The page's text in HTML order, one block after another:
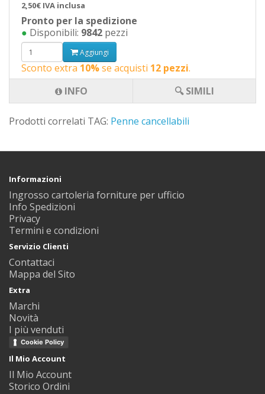
2,50€ IVA inclusa
Pronto per la spedizione
● Disponibili: 9842 pezzi
Aggiungi
Sconto extra 10%se acquisti 12 pezzi.
INFO
🔍 SIMILI
Prodotti correlati TAG: Penne cancellabili
Informazioni
Ingrosso cartoleria forniture per ufficio
Info Spedizioni
Privacy
Termini e condizioni
Servizio Clienti
Contattaci
Mappa del Sito
Extra
Marchi
Novità
I più venduti
Cookie Policy
Il Mio Account
Il Mio Account
Storico Ordini